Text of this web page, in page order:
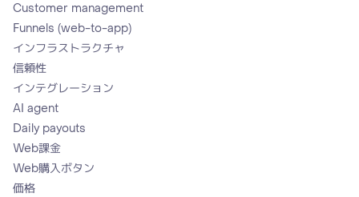
Customer management
Funnels (web-to-app)
インフラストラクチャ
信頼性
インテグレーション
AI agent
Daily payouts
Web課金
Web購入ボタン
価格